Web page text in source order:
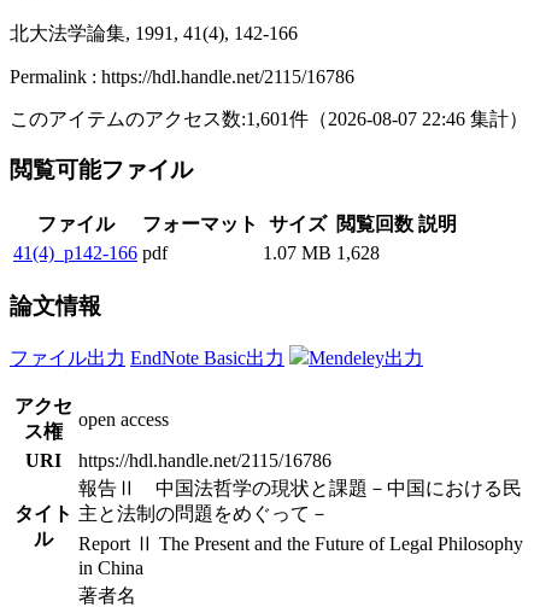
北大法学論集, 1991, 41(4), 142-166
Permalink : https://hdl.handle.net/2115/16786
このアイテムのアクセス数:1,601件 （2026-08-07 22:46 集計）
閲覧可能ファイル
ファイル フォーマット サイズ 閲覧回数 説明
41(4)_p142-166 pdf 1.07 MB 1,628
論文情報
ファイル出力 EndNote Basic出力 Mendeley出力
アクセ
ス権
open access
URI
https://hdl.handle.net/2115/16786
タイト
ル
報告Ⅱ 中国法哲学の現状と課題－中国における民
主と法制の問題をめぐって－
Report Ⅱ The Present and the Future of Legal Philosophy
in China
著者名